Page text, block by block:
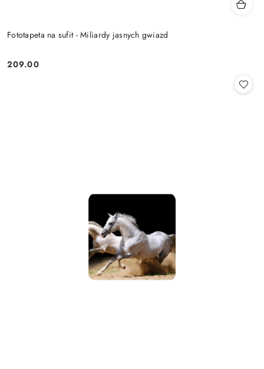
Fototapeta na sufit - Miliardy jasnych gwiazd
Cena:
209.00